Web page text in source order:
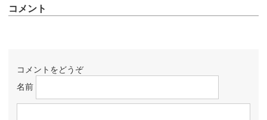
コメント
コメントをどうぞ
名前